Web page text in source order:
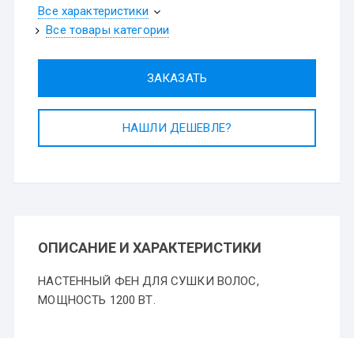
Все характеристики
Все товары категории
ЗАКАЗАТЬ
НАШЛИ ДЕШЕВЛЕ?
ОПИСАНИЕ И ХАРАКТЕРИСТИКИ
НАСТЕННЫЙ ФЕН ДЛЯ СУШКИ ВОЛОС,
МОЩНОСТЬ 1200 ВТ.